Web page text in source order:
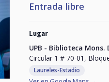
Entrada libre
Lugar
UPB - Biblioteca Mons.
Circular 1 # 70-01,
Laureles-Estadio